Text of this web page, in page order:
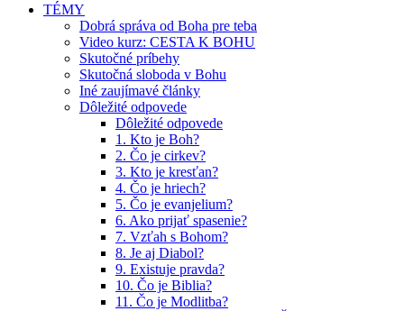
TÉMY
Dobrá správa od Boha pre teba
Video kurz: CESTA K BOHU
Skutočné príbehy
Skutočná sloboda v Bohu
Iné zaujímavé články
Dôležité odpovede
Dôležité odpovede
1. Kto je Boh?
2. Čo je cirkev?
3. Kto je kresťan?
4. Čo je hriech?
5. Čo je evanjelium?
6. Ako prijať spasenie?
7. Vzťah s Bohom?
8. Je aj Diabol?
9. Existuje pravda?
10. Čo je Biblia?
11. Čo je Modlitba?